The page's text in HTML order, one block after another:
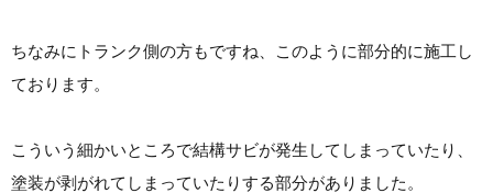
ちなみにトランク側の方もですね、このように部分的に施工し
ております。
こういう細かいところで結構サビが発生してしまっていたり、
塗装が剥がれてしまっていたりする部分がありました。